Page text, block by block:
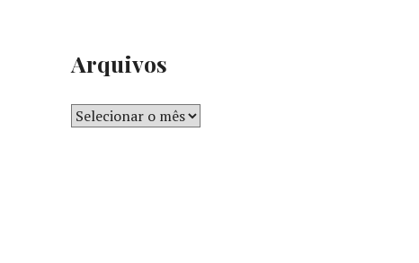
Arquivos